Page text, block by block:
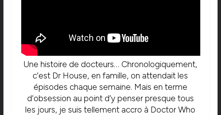
Une histoire de docteurs… Chronologiquement,
c’est Dr House, en famille, on attendait les
épisodes chaque semaine. Mais en terme
d’obsession au point d’y penser presque tous
les jours, je suis tellement accro à Doctor Who